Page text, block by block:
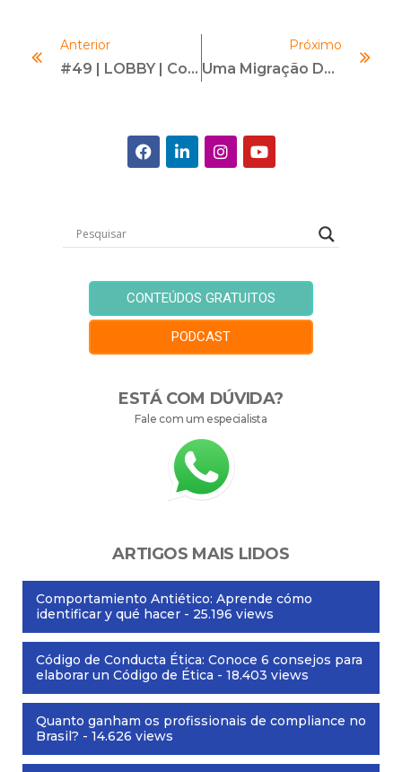
Anterior
#49 | LOBBY | Com Rodrigo Navarro
Próximo
Uma Migração De Carreira De Sucesso: Programa De Bolsas #ComplianceNeles
CONTEÚDOS GRATUITOS
PODCAST
ESTÁ COM DÚVIDA?
Fale com um especialista
ARTIGOS MAIS LIDOS
Comportamiento Antiético: Aprende cómo
identificar y qué hacer - 25.196 views
Código de Conducta Ética: Conoce 6 consejos para
elaborar un Código de Ética - 18.403 views
Quanto ganham os profissionais de compliance no
Brasil? - 14.626 views